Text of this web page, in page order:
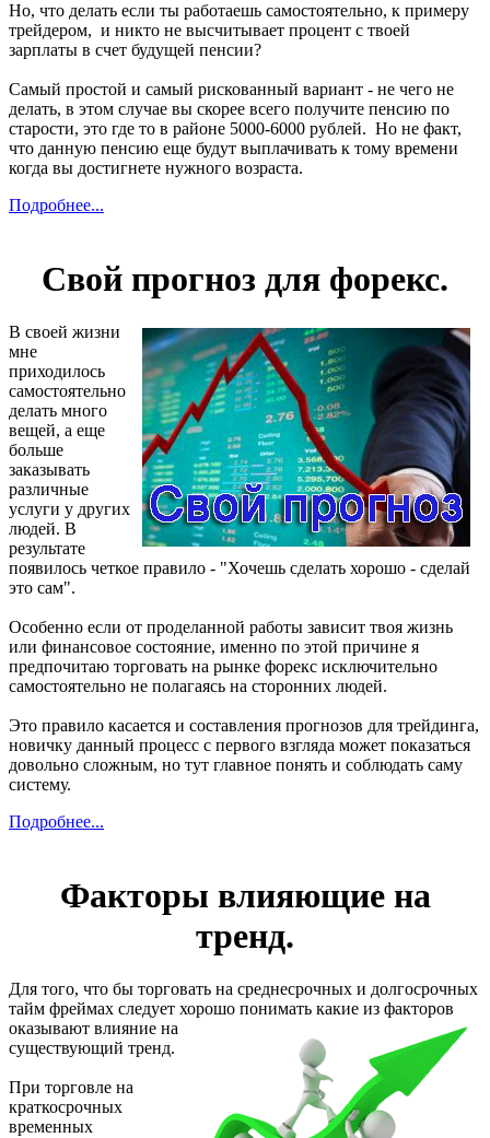
Но, что делать если ты работаешь самостоятельно, к примеру
трейдером, и никто не высчитывает процент с твоей
зарплаты в счет будущей пенсии?
Самый простой и самый рискованный вариант - не чего не
делать, в этом случае вы скорее всего получите пенсию по
старости, это где то в районе 5000-6000 рублей. Но не факт,
что данную пенсию еще будут выплачивать к тому времени
когда вы достигнете нужного возраста.
Подробнее...
Свой прогноз для форекс.
В своей жизни
мне
приходилось
самостоятельно
делать много
вещей, а еще
больше
заказывать
различные
услуги у других
людей. В
результате
появилось четкое правило - "Хочешь сделать хорошо - сделай
это сам".
Особенно если от проделанной работы зависит твоя жизнь
или финансовое состояние, именно по этой причине я
предпочитаю торговать на рынке форекс исключительно
самостоятельно не полагаясь на сторонних людей.
Это правило касается и составления прогнозов для трейдинга,
новичку данный процесс с первого взгляда может показаться
довольно сложным, но тут главное понять и соблюдать саму
систему.
Подробнее...
Факторы влияющие на
тренд.
Для того, что бы торговать на среднесрочных и долгосрочных
тайм фреймах следует хорошо понимать какие из факторов
оказывают влияние на
существующий тренд.
При торговле на
краткосрочных
временных